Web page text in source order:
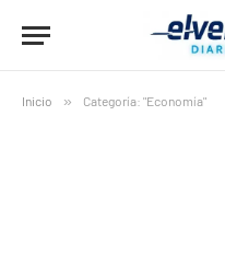
Inicio » Categoría: "Economía"